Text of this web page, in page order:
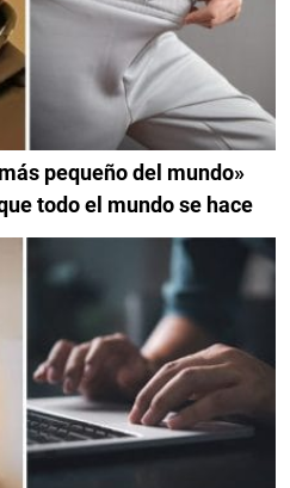
pequeño del mundo»
todo el mundo se hace